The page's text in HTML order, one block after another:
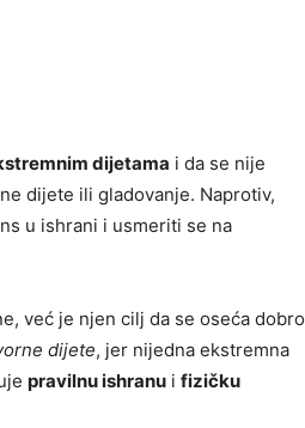
dijetama i da se nije
dijete ili gladovanje. Naprotiv,
u ishrani i usmeriti se na
već je njen cilj da se oseća dobro
dijete, jer nijedna ekstremna
pravilnu ishranu i fizičku